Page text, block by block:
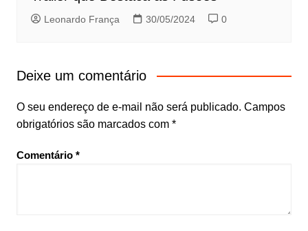
Leonardo França 30/05/2024 0
Deixe um comentário
O seu endereço de e-mail não será publicado. Campos
obrigatórios são marcados com *
Comentário *